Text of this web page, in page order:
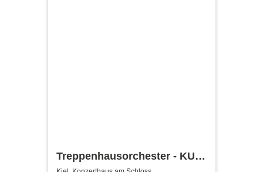
Treppenhausorchester - KULT